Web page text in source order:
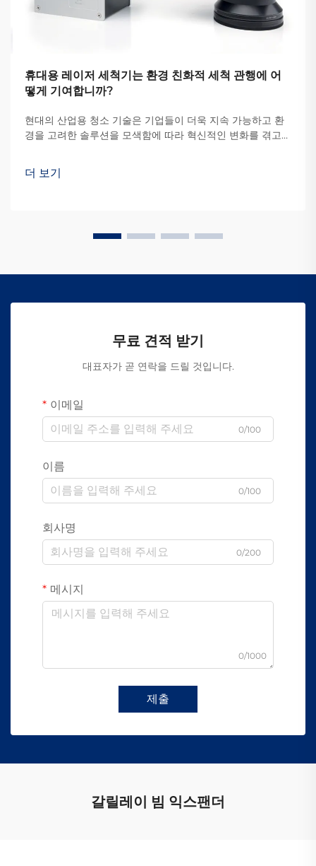
휴대용 레이저 세척기는 환경 친화적 세척 관행에 어
떻게 기여합니까?
현대의 산업용 청소 기술은 기업들이 더욱 지속 가능하고 환
경을 고려한 솔루션을 모색함에 따라 혁신적인 변화를 겪고
더 보기
무료 견적 받기
대표자가 곧 연락을 드릴 것입니다.
이메일
0/100
이름
0/100
회사명
0/200
메시지
0/1000
제출
갈릴레이 빔 익스팬더